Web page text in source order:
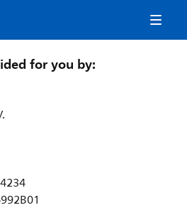
for you by: